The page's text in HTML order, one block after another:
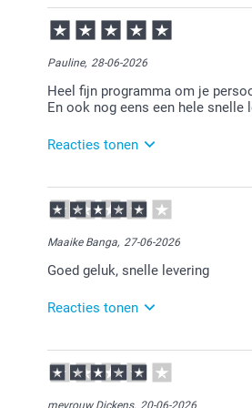
21-07-2026
09:42
Bedankt voor je review.
Pauline, 28-06-2026
Heel fijn programma om je
En ook nog eens een hele snelle
Reacties tonen
29-06-2026
14:53
Bedankt voor je review.
naar wens zijn ontvangen.
Maaike Banga, 27-06-2026
Goed geluk, snelle levering
Reacties tonen
29-06-2026
14:58
Bedankt voor je review.
veel plezier ervan!
mevrouw Dickens, 20-06-2026